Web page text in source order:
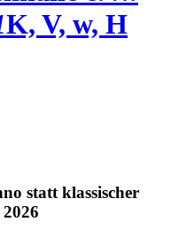
K, V, w, H
statt klassischer